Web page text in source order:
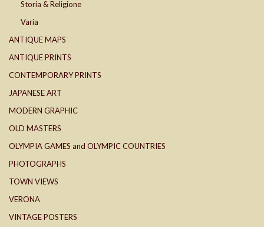
Storia & Religione
Varia
ANTIQUE MAPS
ANTIQUE PRINTS
CONTEMPORARY PRINTS
JAPANESE ART
MODERN GRAPHIC
OLD MASTERS
OLYMPIA GAMES and OLYMPIC COUNTRIES
PHOTOGRAPHS
TOWN VIEWS
VERONA
VINTAGE POSTERS